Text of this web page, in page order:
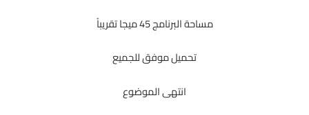
مساحة البرنامج 45 ميجا تقريباً
تحميل موفق للجميع
انتهى الموضوع